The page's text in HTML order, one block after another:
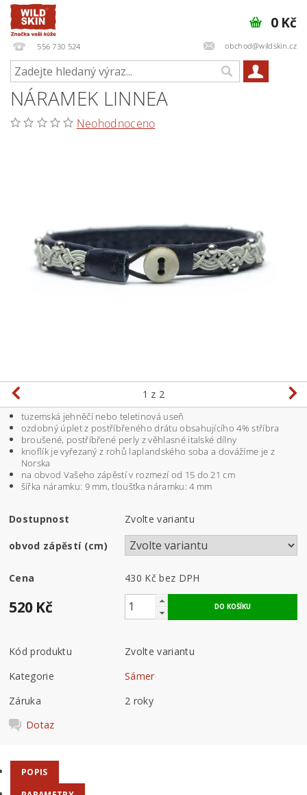
556 730 524 obchod@wildskin.cz
0 Kč
NÁRAMEK LINNEA
Neohodnoceno
1 z 2
tuzemská jehněčí nebo teletinová useň
ozdobný úplet z postříbřeného drátu obsahujícího 4% stříbra
broušené, postříbřené perly z věhlasné italské dílny
knoflík je vyřezaný z rohů laplandského soba a dovážíme je z
Norska
na obvod Vašeho zápěstí v rozmezí od 15 do 21 cm
šířka náramku: 9 mm, tloušťka náramku: 4 mm
Dostupnost Zvolte variantu
obvod zápěstí (cm)
Cena 430 Kč bez DPH
520 Kč
Kód produktu
Zvolte variantu
Kategorie
Sámer
Záruka
2 roky
Dotaz
POPIS